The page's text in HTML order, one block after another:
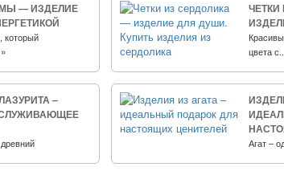
— ИЗДЕЛИЕ
цвета
–
Агат –